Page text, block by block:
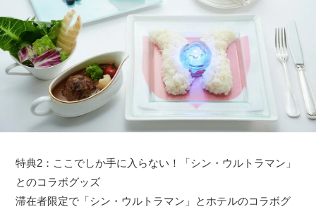
特典2：ここでしか手に入らない！「シン・ウルトラマン」
とのコラボグッズ
滞在者限定で「シン・ウルトラマン」とホテルのコラボグ